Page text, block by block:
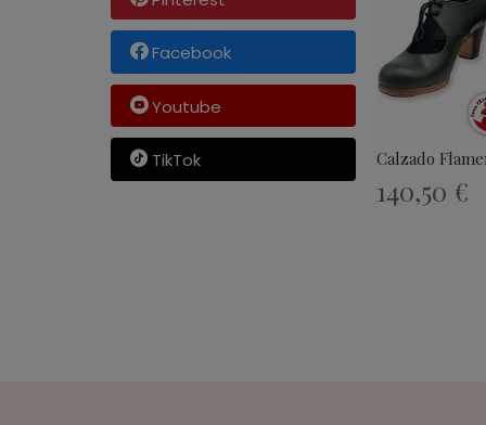
Facebook
Youtube
TikTok Calzado
140,50 €